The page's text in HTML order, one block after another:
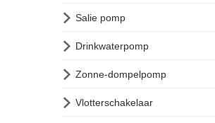
 Salie pomp
 Drinkwaterpomp
 Zonne-dompelpomp
 Vlotterschakelaar